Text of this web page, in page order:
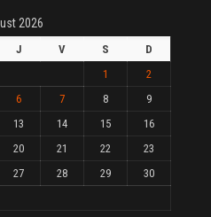
2026
J V S
D
1
2
6 7 8
9
13 14 15
16
20 21 22
23
27 28 29
30